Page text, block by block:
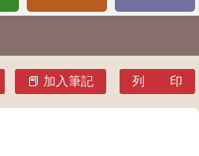
加入筆記 列 印